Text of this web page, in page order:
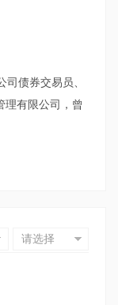
债券交易员、
理有限公司，曾
请选择